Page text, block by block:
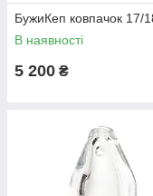
БужиКеп ковпачок 17/
В наявності
5 200 ₴